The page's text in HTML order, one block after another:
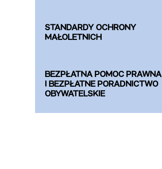
STANDARDY OCHRONY
MAŁOLETNICH
BEZPŁATNA POMOC PRAWNA
I BEZPŁATNE PORADNICTWO
OBYWATELSKIE